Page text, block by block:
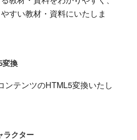
すい教材・資料にいたしま
変換
ンテンツのHTML5変換いたし
ラクター